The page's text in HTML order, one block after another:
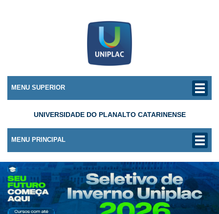
MENU SUPERIOR
UNIVERSIDADE DO PLANALTO CATARINENSE
MENU PRINCIPAL